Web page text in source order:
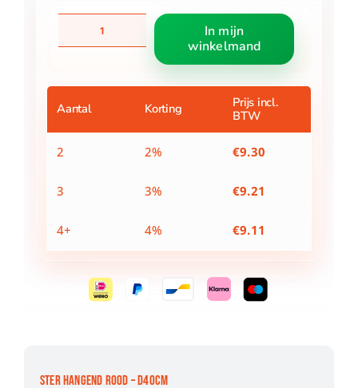
hangend
d40cm
In mijn
winkelmand
Aantal Korting
Prijs incl.
BTW
2 2% €9.30
3 3% €9.21
4+ 4% €9.11
STER HANGEND ROOD – D40CM